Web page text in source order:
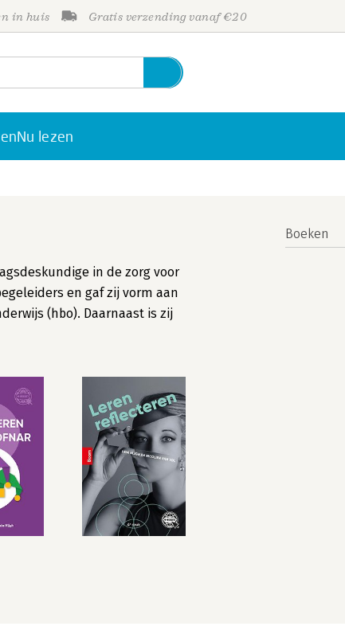
in huis Gratis verzending vanaf €20
Nu lezen
in de zorg voor
en gaf zij vorm aan
(hbo). Daarnaast is zij
Boeken
Personen